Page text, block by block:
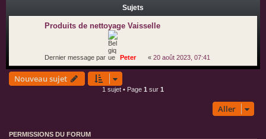
Sujets
Produits de nettoyage Vaisselle
Dernier message par Peter « 20 août 2023, 07:41
Nouveau sujet
1 sujet • Page 1 sur 1
Aller
PERMISSIONS DU FORUM